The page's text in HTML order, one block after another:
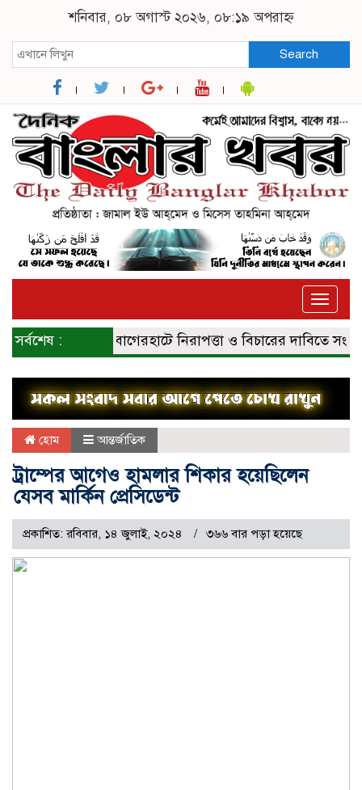
শনিবার, ০৮ অগাস্ট ২০২৬, ০৮:১৯ অপরাহ্ন
Search
Toggle
সর্বশেষ : বাগেরহাটে নিরাপত্তা ও বিচারের দাবিতে সংবাদ
হোম আন্তর্জাতিক
ট্রাম্পের আগেও হামলার শিকার হয়েছিলেন
যেসব মার্কিন প্রেসিডেন্ট
প্রকাশিত: রবিবার, ১৪ জুলাই, ২০২৪ ৩৬৬ বার পড়া হয়েছে